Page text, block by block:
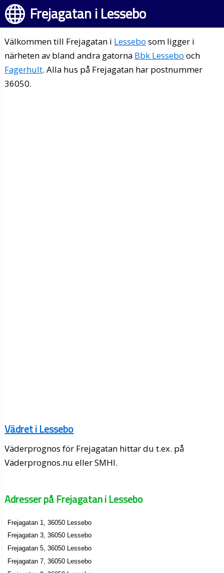
Frejagatan i Lessebo
Välkommen till Frejagatan i Lessebo som ligger i
närheten av bland andra gatorna Bbk Lessebo och
Fagerhult. Alla hus på Frejagatan har postnummer
36050.
Vädret i Lessebo
Väderprognos för Frejagatan hittar du t.ex. på
Väderprognos.nu eller SMHI.
Adresser på Frejagatan i Lessebo
Frejagatan 1, 36050 Lessebo
Frejagatan 3, 36050 Lessebo
Frejagatan 5, 36050 Lessebo
Frejagatan 7, 36050 Lessebo